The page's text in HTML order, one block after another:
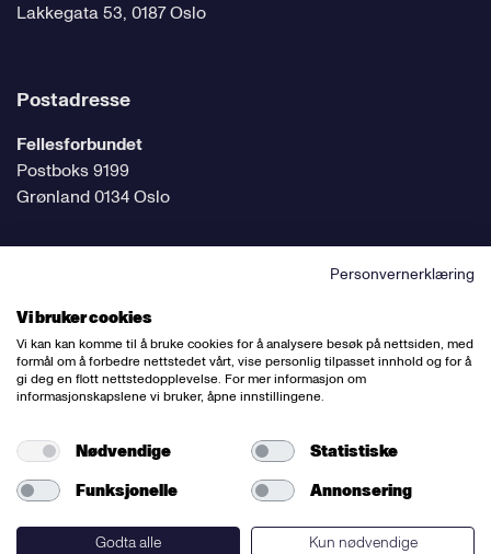
Lakkegata 53, 0187 Oslo
Postadresse
Fellesforbundet
Postboks 9199
Grønland 0134 Oslo
Følg oss på sosiale medier
Nettredaktør:Willy Bergsnov
Varsling og etiske retningslinjer
Redegjørelse etter åpenhetsloven
Personvernerklæring
Vi bruker cookies
Vi kan kan komme til å bruke cookies for å analysere besøk på nettsiden, med
formål om å forbedre nettstedet vårt, vise personlig tilpasset innhold og for å
gi deg en flott nettstedopplevelse. For mer informasjon om
informasjonskapslene vi bruker, åpne innstillingene.
Nødvendige
Statistiske
Funksjonelle
Annonsering
Godta alle Kun nødvendige